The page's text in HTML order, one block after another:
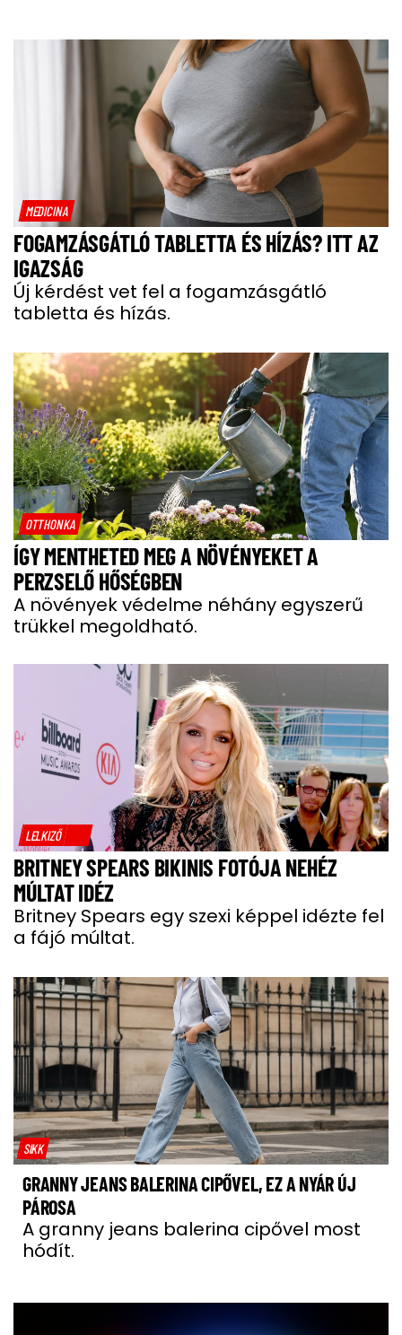
MEDICINA
FOGAMZÁSGÁTLÓ TABLETTA ÉS HÍZÁS? ITT AZ
IGAZSÁG
Új kérdést vet fel a fogamzásgátló
tabletta és hízás.
OTTHONKA
ÍGY MENTHETED MEG A NÖVÉNYEKET A
PERZSELŐ HŐSÉGBEN
A növények védelme néhány egyszerű
trükkel megoldható.
LELKIZŐ
BRITNEY SPEARS BIKINIS FOTÓJA NEHÉZ
MÚLTAT IDÉZ
Britney Spears egy szexi képpel idézte fel
a fájó múltat.
SIKK
GRANNY JEANS BALERINA CIPŐVEL, EZ A NYÁR ÚJ
PÁROSA
A granny jeans balerina cipővel most
hódít.